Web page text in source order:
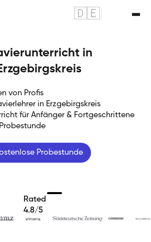
🇩🇪
in
von Profis
in Erzgebirgskreis
für Anfänger & Fortgeschrittene
Probestunde
Rated
4.8/5